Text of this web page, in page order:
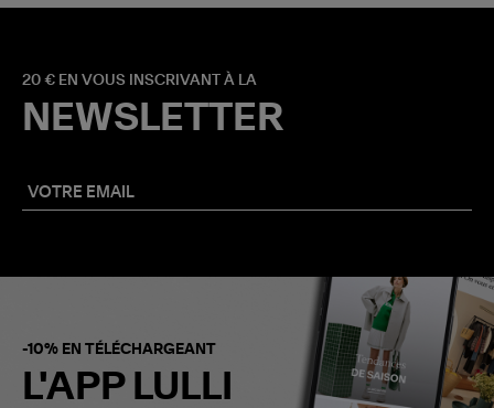
20 € EN VOUS INSCRIVANT À LA
NEWSLETTER
-10% EN TÉLÉCHARGEANT
L'APP LULLI